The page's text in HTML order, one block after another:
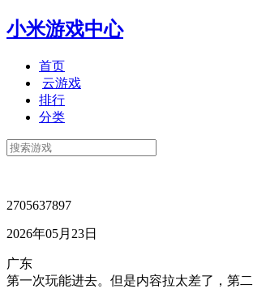
小米游戏中心
首页
云游戏
排行
分类
2705637897
2026年05月23日
广东
第一次玩能进去。但是内容拉太差了，第二